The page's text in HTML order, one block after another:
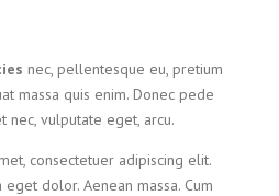
nec, pellentesque eu, pretium
massa quis enim. Donec pede
nec, vulputate eget, arcu.
consectetuer adipiscing elit.
dolor. Aenean massa. Cum